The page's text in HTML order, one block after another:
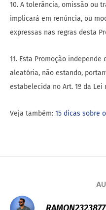
10. A tolerância, omissão ou
implicará em renúncia, ou
expressas nas regras desta
11. Esta Promoção
aleatória, não estando,
estabelecida no Art. 1º da Lei
Veja também: 15 dicas sobre